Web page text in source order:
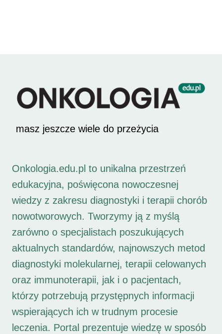
masz jeszcze wiele do przeżycia
Onkologia.edu.pl to unikalna przestrzeń
edukacyjna, poświęcona nowoczesnej
wiedzy z zakresu diagnostyki i terapii chorób
nowotworowych. Tworzymy ją z myślą
zarówno o specjalistach poszukujących
aktualnych standardów, najnowszych metod
diagnostyki molekularnej, terapii celowanych
oraz immunoterapii, jak i o pacjentach,
którzy potrzebują przystępnych informacji
wspierających ich w trudnym procesie
leczenia. Portal prezentuje wiedzę w sposób